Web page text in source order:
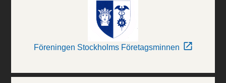
Föreningen Stockholms Företagsminnen